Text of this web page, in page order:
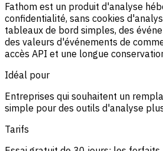
Fathom est un produit d'analyse
confidentialité, sans cookies
tableaux de bord simples, des
des valeurs d'événements de
accès API et une longue
Idéal pour
Entreprises qui souhaitent un
simple pour des outils d'analyse
Tarifs